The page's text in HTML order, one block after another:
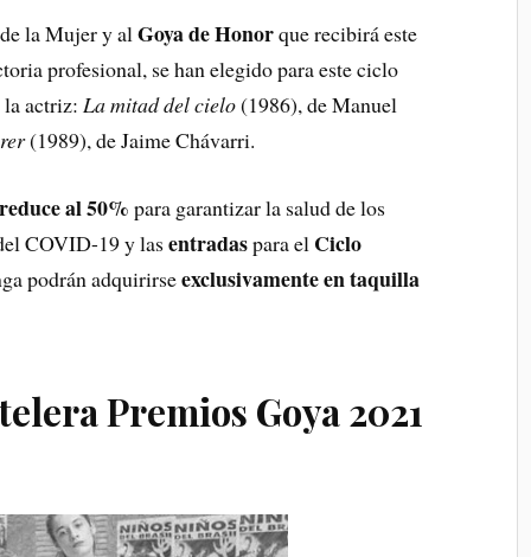
la Mujer y alGoya de Honorque recibirá este
profesional, se han elegido para este ciclo
la actriz:La mitad del cielo(1986), de Manuel
(1989), de Jaime Chávarri.
al 50% para garantizar la salud de los
COVID-19 y lasentradaspara el Ciclo
podrán adquirirseexclusivamente en taquilla
Premios Goya 2021